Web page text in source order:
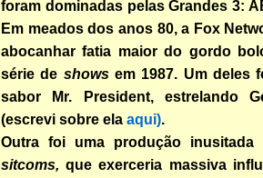
foram dominadas pelas Grandes 3:
Em meados dos anos 80, a Fox
abocanhar fatia maior do gordo
série de showsem 1987. Um deles
sabor Mr. President, estrelando
(escrevi sobre ela aqui).
Outra foi uma produção
sitcoms,que exerceria massiva